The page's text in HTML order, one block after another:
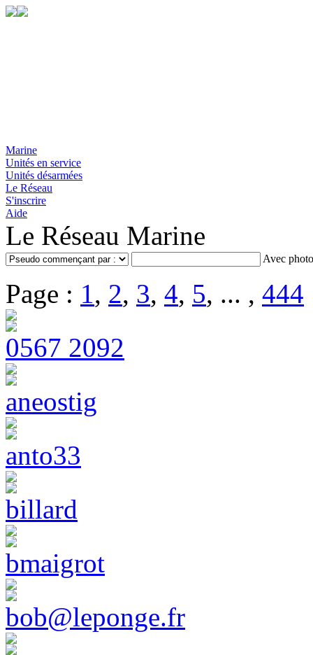
Marine
Unités en service
Unités désarmées
Le Réseau
S'inscrire
Aide
Le Réseau Marine
Avec
Page : 1, 2, 3, 4, 5, ... , 444
0567 2092
aneostig
anto33
billard
bmaigrot
bob@leponge.fr